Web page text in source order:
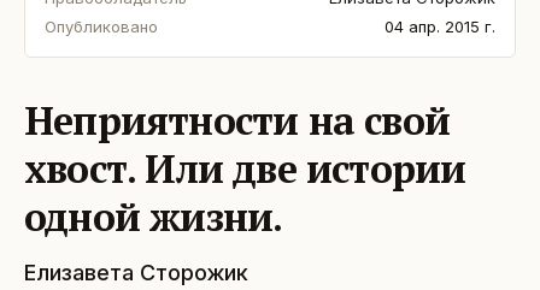
Опубликовано
04 апр. 2015 г.
Неприятности на свой
хвост. Или две истории
одной жизни.
Елизавета Сторожик